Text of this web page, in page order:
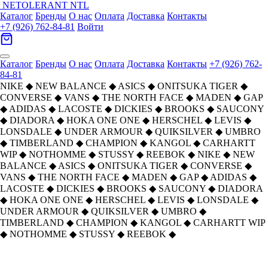
NETOLERANT NTL
Каталог Бренды О нас Оплата Доставка Контакты
+7 (926) 762-84-81 Войти
Каталог Бренды О нас Оплата Доставка Контакты +7 (926) 762-
84-81
NIKE ◆ NEW BALANCE ◆ ASICS ◆ ONITSUKA TIGER ◆
CONVERSE ◆ VANS ◆ THE NORTH FACE ◆ MADEN ◆ GAP
◆ ADIDAS ◆ LACOSTE ◆ DICKIES ◆ BROOKS ◆ SAUCONY
◆ DIADORA ◆ HOKA ONE ONE ◆ HERSCHEL ◆ LEVIS ◆
LONSDALE ◆ UNDER ARMOUR ◆ QUIKSILVER ◆ UMBRO
◆ TIMBERLAND ◆ CHAMPION ◆ KANGOL ◆ CARHARTT
WIP ◆ NOTHOMME ◆ STUSSY ◆ REEBOK ◆ NIKE ◆ NEW
BALANCE ◆ ASICS ◆ ONITSUKA TIGER ◆ CONVERSE ◆
VANS ◆ THE NORTH FACE ◆ MADEN ◆ GAP ◆ ADIDAS ◆
LACOSTE ◆ DICKIES ◆ BROOKS ◆ SAUCONY ◆ DIADORA
◆ HOKA ONE ONE ◆ HERSCHEL ◆ LEVIS ◆ LONSDALE ◆
UNDER ARMOUR ◆ QUIKSILVER ◆ UMBRO ◆
TIMBERLAND ◆ CHAMPION ◆ KANGOL ◆ CARHARTT WIP
◆ NOTHOMME ◆ STUSSY ◆ REEBOK ◆